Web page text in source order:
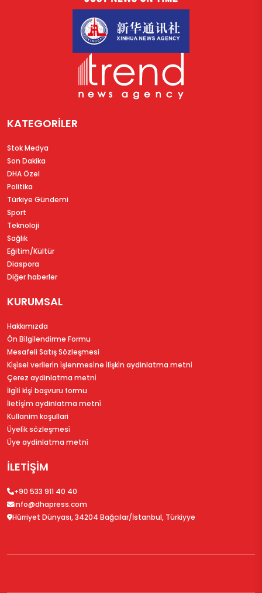
KATEGORİLER
Stok Medya
Son Dakika
DHA Özel
Politika
Türkiye Gündemi
Sport
Teknoloji
Sağlık
Eğitim/Kültür
Diaspora
Diğer haberler
KURUMSAL
Hakkımızda
Ön Bi̇lgi̇lendi̇rme Formu
Mesafeli Satış Sözleşmesi
Ki̇şi̇sel veri̇leri̇n i̇şlenmesi̇ne i̇li̇şki̇n aydinlatma metni̇
Çerez aydinlatma metni̇
İlgi̇li̇ ki̇şi̇ başvuru formu
İleti̇şi̇m aydinlatma metni̇
Kullanim koşullari
Üyeli̇k sözleşmesi̇
Üye aydinlatma metni̇
İLETİŞİM
+90 533 911 40 40
info@dhapress.com
Hürriyet Dünyası, 34204 Bağcılar/İstanbul, Türkiyye